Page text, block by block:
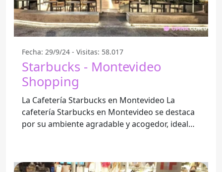
Fecha: 29/9/24 - Visitas: 58.017
Starbucks - Montevideo
Shopping
La Cafetería Starbucks en Montevideo La
cafetería Starbucks en Montevideo se destaca
por su ambiente agradable y acogedor, ideal